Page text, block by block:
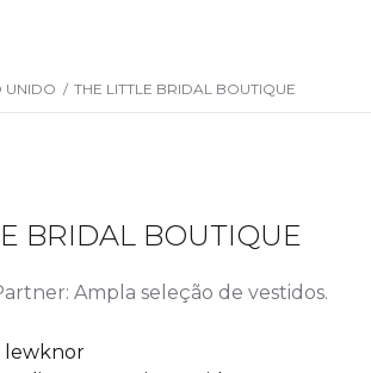
UNIDO / THE LITTLE BRIDAL BOUTIQUE
BRIDAL BOUTIQUE
Ampla seleção de vestidos.
lewknor